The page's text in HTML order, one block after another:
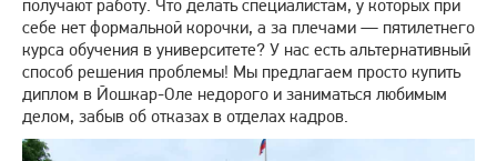
получают работу. Что делать специалистам, у которых при
себе нет формальной корочки, а за плечами — пятилетнего
курса обучения в университете? У нас есть альтернативный
способ решения проблемы! Мы предлагаем просто купить
диплом в Йошкар-Оле недорого и заниматься любимым
делом, забыв об отказах в отделах кадров.